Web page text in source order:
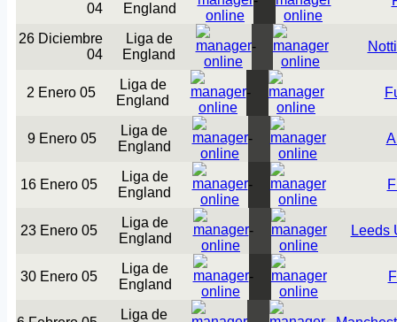
04 England
26 Diciembre
04
Liga de
England
-
2 Enero 05
Liga de
England
-
9 Enero 05
Liga de
England
-
16 Enero 05
Liga de
England
-
23 Enero 05
Liga de
England
- Leeds
30 Enero 05
Liga de
England
-
Liga de